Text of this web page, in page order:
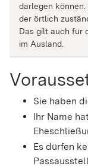
darlegen können.
der örtlich
Das gilt auch für
im Ausland.
Sie haben
Ihr Name
Es dürfen